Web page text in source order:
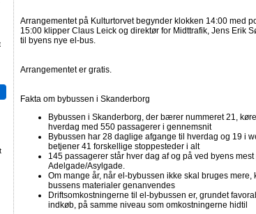
Arrangementet på Kulturtorvet begynder klokken 14:00 med
15:00 klipper Claus Leick og direktør for Midttrafik, Jens Erik
til byens nye el-bus.
Arrangementet er gratis.
Fakta om bybussen i Skanderborg
Bybussen i Skanderborg, der bærer nummeret 21,
hverdag med 550 passagerer i gennemsnit
Bybussen har 28 daglige afgange til hverdag og 19 i
betjener 41 forskellige stoppesteder i alt
145 passagerer står hver dag af og på ved byens
Adelgade/Asylgade.
Om mange år, når el-bybussen ikke skal bruges mere,
bussens materialer genanvendes
Driftsomkostningerne til el-bybussen er, grundet
indkøb, på samme niveau som omkostningerne hidtil